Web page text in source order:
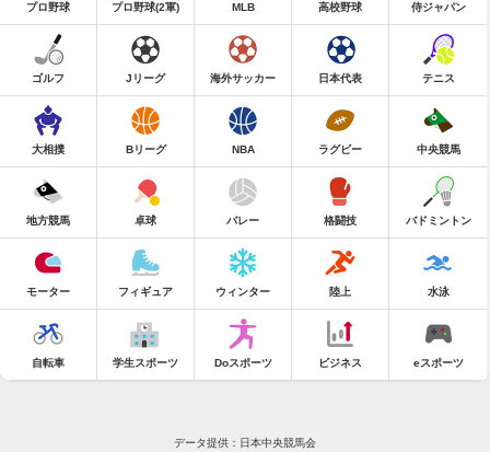
プロ野球 プロ野球(2軍) MLB 高校野球 侍ジャパン
ゴルフ Jリーグ 海外サッカー 日本代表 テニス
大相撲 Bリーグ NBA ラグビー 中央競馬
地方競馬 卓球 バレー 格闘技 バドミントン
モーター フィギュア ウィンター 陸上 水泳
自転車 学生スポーツ Doスポーツ ビジネス eスポーツ
データ提供：日本中央競馬会